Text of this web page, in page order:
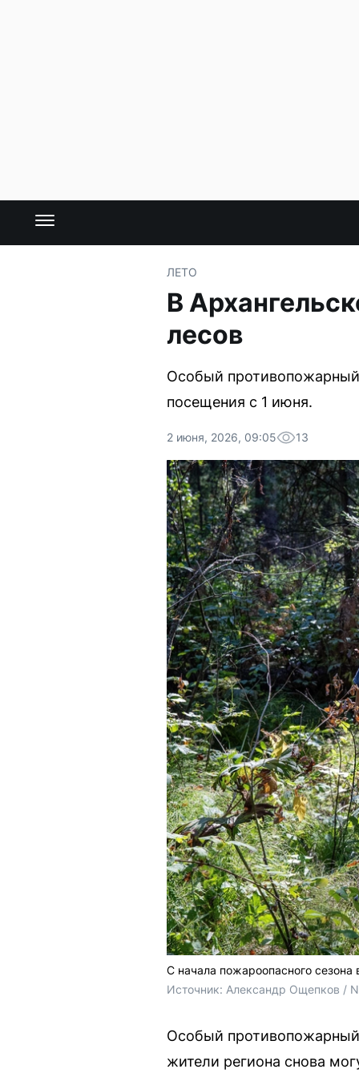
ЛЕТО
В
лесов
Особый
посещения с 1 июня.
2 июня, 2026, 09:05 13
С начала пожароопасного
Источник: Александр Ощепков /
Особый
жители региона снова